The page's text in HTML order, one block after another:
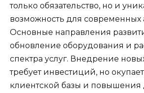
только обязательство, но и
возможность для современных
Основные направления
обновление оборудования и
спектра услуг. Внедрение
требует инвестиций, но
клиентской базы и повышения